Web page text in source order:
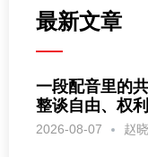
最新文章
一段配音里的
整谈自由、权
2026-08-07 赵